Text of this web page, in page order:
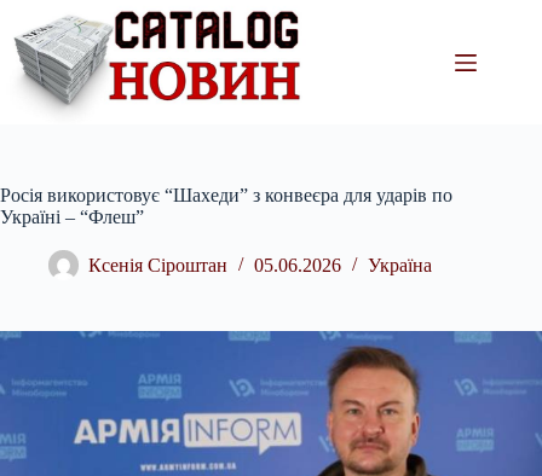
вмісту
Росія використовує “Шахеди” з конвеєра для ударів по
Україні – “Флеш”
Ксенія Сіроштан 05.06.2026 Україна